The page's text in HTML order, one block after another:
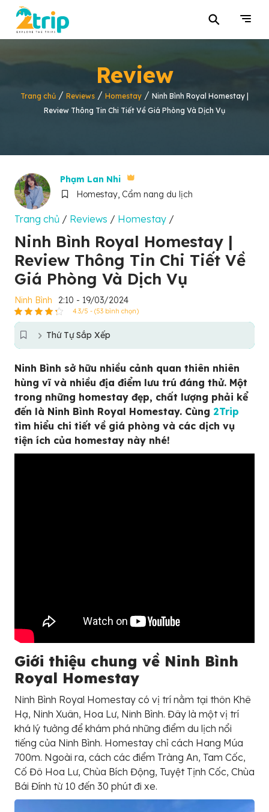
⚲
Review
Trang chủ / Reviews / Homestay / Ninh Bình Royal Homestay |
Review Thông Tin Chi Tiết Về Giá Phòng Và Dịch Vụ
Phạm Lan Nhi
Homestay, Cẩm nang du lịch
Trang chủ / Reviews / Homestay /
Ninh Bình Royal Homestay |
Review Thông Tin Chi Tiết Về
Giá Phòng Và Dịch Vụ
Ninh Bình 2:10 - 19/03/2024
4.3/5 - (53 bình chọn)
Thứ Tự Sắp Xếp
Ninh Bình sở hữu nhiều cảnh quan thiên nhiên
hùng vĩ và nhiều địa điểm lưu trú đáng thử. Một
trong những homestay đẹp, chất lượng phải kể
đến là Ninh Bình Royal Homestay. Cùng 2Trip
tìm hiểu chi tiết về giá phòng và các dịch vụ
tiện ích của homestay này nhé!
Giới thiệu chung về Ninh Bình
Royal Homestay
Ninh Bình Royal Homestay có vị trí nằm tại thôn Khê
Hạ, Ninh Xuân, Hoa Lư, Ninh Bình. Đây là một vị trí
khá lý tưởng để khám phá những điểm du lịch nổi
tiếng của Ninh Bình. Homestay chỉ cách Hang Múa
700m. Ngoài ra, cách các điểm Tràng An, Tam Cốc,
Cố Đô Hoa Lư, Chùa Bích Động, Tuyệt Tịnh Cốc, Chùa
Bái Đính từ 10 đến 30 phút đi xe.